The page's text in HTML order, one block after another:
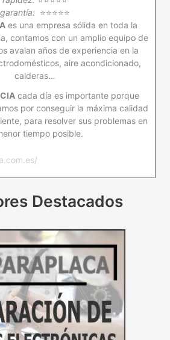
garantía: ⭐⭐⭐⭐⭐
es una empresa sólida en toda la
contamos con un amplio equipo de
avalan años de experiencia en la
aire acondicionado,
calderas…
cada día es importante porque
por conseguir la máxima calidad
para resolver sus problemas en
tiempo posible.
Destacados